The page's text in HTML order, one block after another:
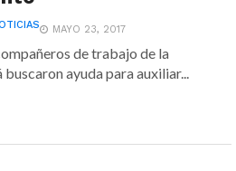
MAYO 23, 2017
de trabajo de la
ayuda para auxiliar...